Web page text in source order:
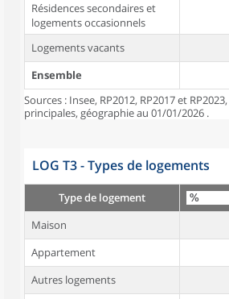
Résidences secondaires et
logements occasionnels
Logements vacants
Ensemble
Sources : Insee, RP2012, RP2017 et
principales, géographie au 01/01/2026 .
LOG T3 - Types de logements
Type de logement
Maison
Appartement
Autres logements